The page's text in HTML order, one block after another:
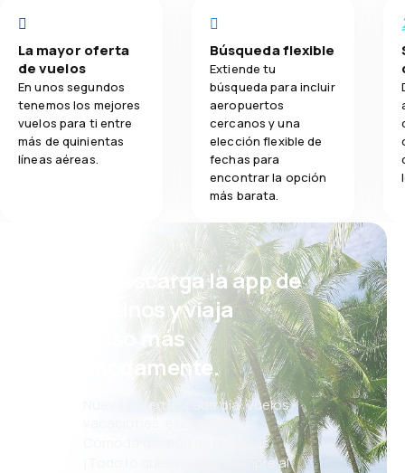
La mayor oferta
de vuelos
En unos segundos
tenemos los mejores
vuelos para ti entre
más de quinientas
líneas aéreas.
Búsqueda flexible
Extiende tu
búsqueda para incluir
aeropuertos
cercanos y una
elección flexible de
fechas para
encontrar la opción
más barata.
¡Eh! Descarga la app de
eDestinos y viaja
incluso más
cómodamente.
Nuevas ofertas cada día: vuelos,
vacaciones, escapadas
Cómoda gestión de reservas
¡Todo lo que importa, siempre al